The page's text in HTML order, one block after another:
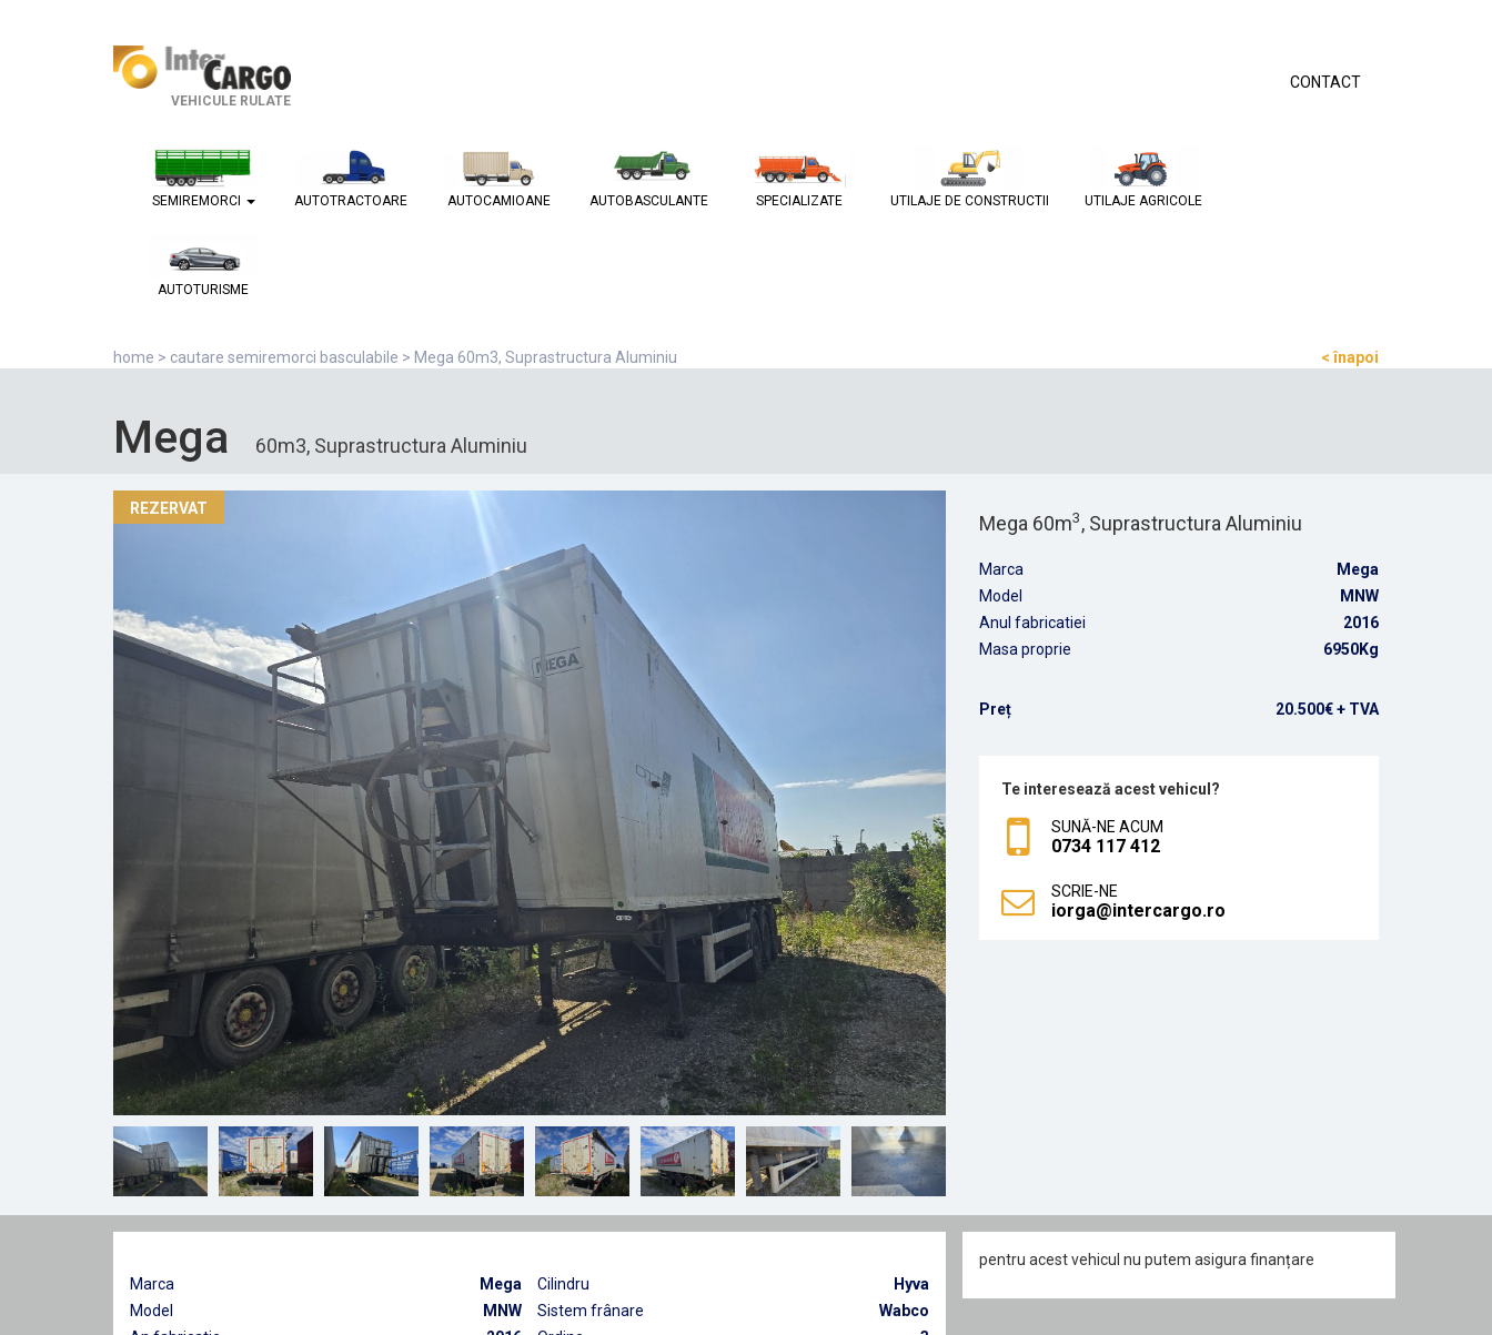
VEHICULE RULATE
CONTACT
SEMIREMORCI AUTOTRACTOARE AUTOCAMIOANE AUTOBASCULANTE SPECIALIZATE UTILAJE DE CONSTRUCTII UTILAJE AGRICOLE
AUTOTURISME
home > cautare semiremorci basculabile > Mega 60m3, Suprastructura Aluminiu < înapoi
Mega 60m3, Suprastructura Aluminiu
Mega 60m3, Suprastructura Aluminiu
Marca
Mega
Model
MNW
Anul fabricatiei
2016
Masa proprie
6950Kg
Preț 20.500€ + TVA
Te interesează acest vehicul?
SUNĂ-NE ACUM
0734 117 412
SCRIE-NE
iorga@intercargo.ro
Marca
Mega
Model
MNW
Cilindru
Hyva
Sistem frânare
Wabco
pentru acest vehicul nu putem asigura finanțare